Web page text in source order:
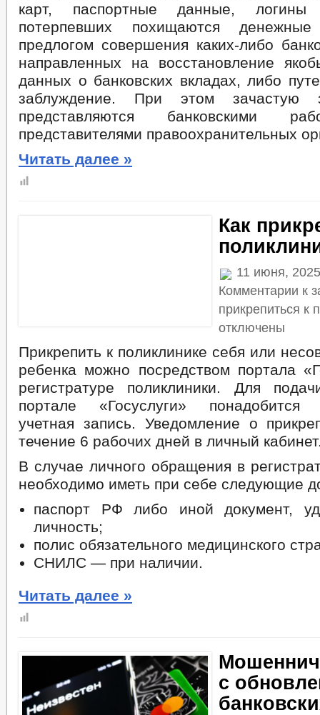
карт, паспортные данные,
потерпевших похищаются
предлогом совершения каких-либо
направленных на восстановление
данных о банковских вкладах, либо
заблуждение. При этом зачастую
представляются банковскими
представителями правоохранительных
Читать далее »
Как
11 июня,
Комментарии к
прикрепиться к
отключены
Прикрепить к поликлинике себя или
ребенка можно посредством портала
регистратуре поликлиники. Для
портале «Госуслуги» понадобится
учетная запись. Уведомление о
течение 6 рабочих дней в личный
В случае личного обращения в
необходимо иметь при себе следующие
паспорт РФ либо иной документ,
личность;
полис обязательного медицинского
СНИЛС — при наличии.
Читать далее »
с